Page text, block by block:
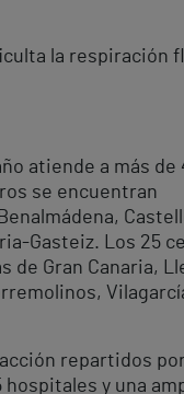
la respiración
atiende a más de
se encuentran
Gasteiz. Los 25
de Gran Canaria,
repartidos
y una